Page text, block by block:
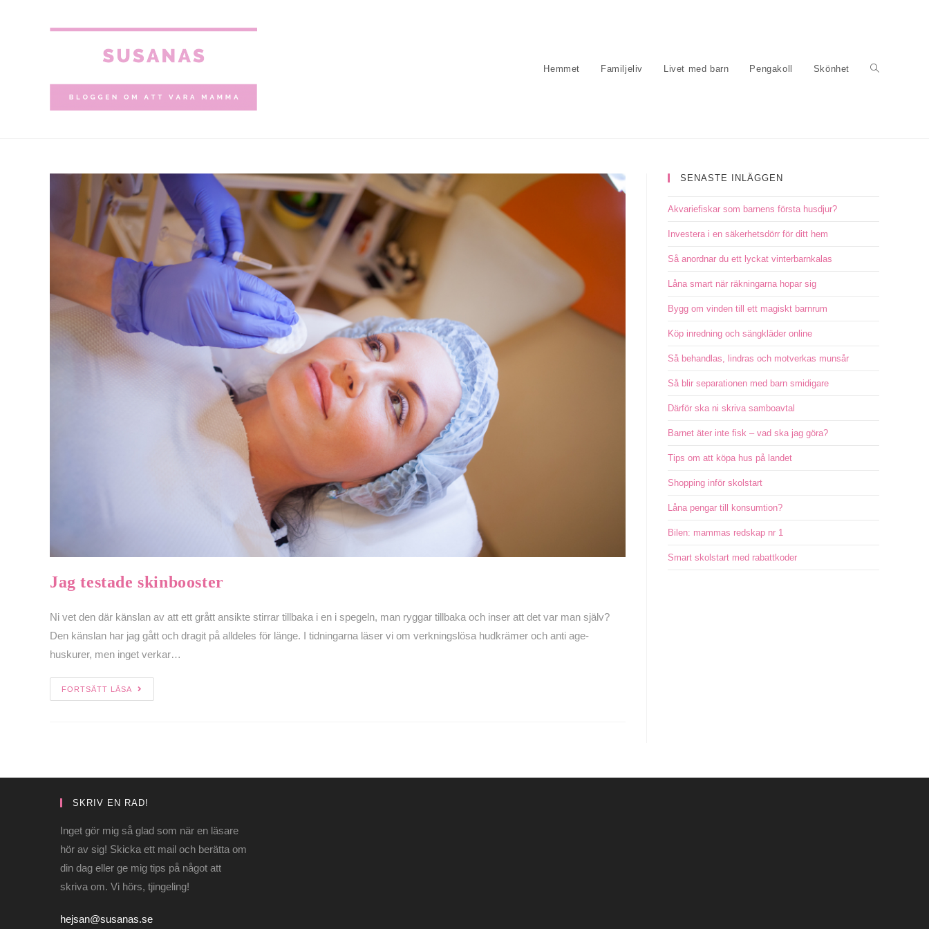
Hemmet Familjeliv Livet med barn Pengakoll Skönhet
Jag testade skinbooster
Ni vet den där känslan av att ett grått ansikte stirrar tillbaka i en i spegeln, man ryggar tillbaka och inser att det var man själv?
Den känslan har jag gått och dragit på alldeles för länge. I tidningarna läser vi om verkningslösa hudkrämer och anti age-
huskurer, men inget verkar…
FORTSÄTT LÄSA
SENASTE INLÄGGEN
Akvariefiskar som barnens första husdjur?
Investera i en säkerhetsdörr för ditt hem
Så anordnar du ett lyckat vinterbarnkalas
Låna smart när räkningarna hopar sig
Bygg om vinden till ett magiskt barnrum
Köp inredning och sängkläder online
Så behandlas, lindras och motverkas munsår
Så blir separationen med barn smidigare
Därför ska ni skriva samboavtal
Barnet äter inte fisk – vad ska jag göra?
Tips om att köpa hus på landet
Shopping inför skolstart
Låna pengar till konsumtion?
Bilen: mammas redskap nr 1
Smart skolstart med rabattkoder
SKRIV EN RAD!
Inget gör mig så glad som när en läsare
hör av sig! Skicka ett mail och berätta om
din dag eller ge mig tips på något att
skriva om. Vi hörs, tjingeling!
hejsan@susanas.se